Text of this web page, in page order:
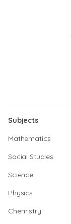
Subjects
Mathematics
Social Studies
Science
Physics
Chemistry